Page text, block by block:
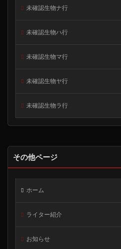
未確認生物ナ行
未確認生物ハ行
未確認生物マ行
未確認生物ヤ行
未確認生物ラ行
その他ページ
ホーム
ライター紹介
お知らせ